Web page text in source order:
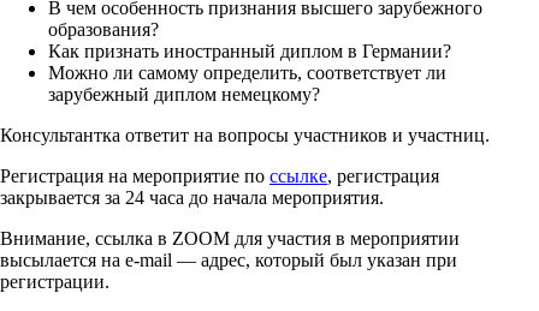
В чем особенность признания высшего зарубежного
образования?
Как признать иностранный диплом в Германии?
Можно ли самому определить, соответствует ли
зарубежный диплом немецкому?
Консультантка ответит на вопросы участников и участниц.
Регистрация на мероприятие по ссылке, регистрация
закрывается за 24 часа до начала мероприятия.
Внимание, ссылка в ZOOM для участия в мероприятии
высылается на e-mail — адрес, который был указан при
регистрации.